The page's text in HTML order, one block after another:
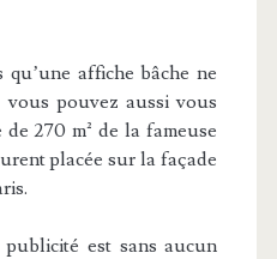
affiche bâche ne
pouvez aussi vous
270 m² de la fameuse
placée sur la façade
est sans aucun